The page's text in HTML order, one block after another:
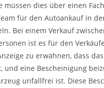
müssen dies über einen
für den Autoankauf in
Bei einem Verkauf
ist es für den
zu erwähnen, dass
und eine Bescheinigung
unfallfrei ist. Diese